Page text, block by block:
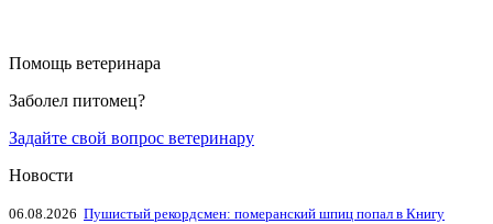
Помощь ветеринара
Заболел питомец?
Задайте свой вопрос ветеринару
Новости
06.08.2026 Пушистый рекордсмен: померанский шпиц попал в Книгу